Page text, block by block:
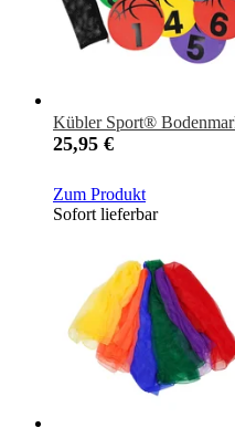
Kübler Sport®
25,95 €
Zum Produkt
Sofort lieferbar